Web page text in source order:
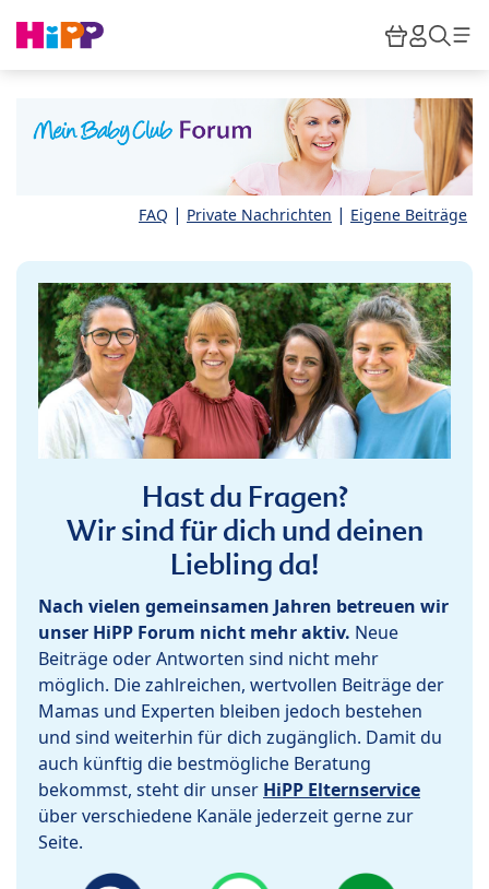
HiPP
FAQ | Private Nachrichten | Eigene Beiträge
Hast du Fragen?
Wir sind für dich und deinen
Liebling da!
Nach vielen gemeinsamen Jahren betreuen wir
unser HiPP Forum nicht mehr aktiv. Neue
Beiträge oder Antworten sind nicht mehr
möglich. Die zahlreichen, wertvollen Beiträge der
Mamas und Experten bleiben jedoch bestehen
und sind weiterhin für dich zugänglich. Damit du
auch künftig die bestmögliche Beratung
bekommst, steht dir unser HiPP Elternservice
über verschiedene Kanäle jederzeit gerne zur
Seite.